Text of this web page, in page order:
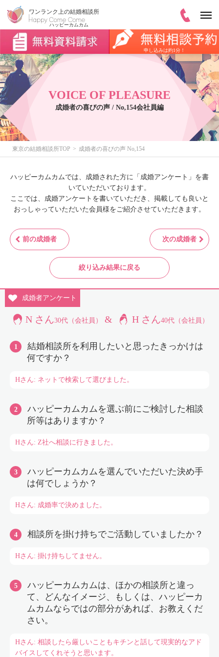
申し込みは約1分！
VOICE OF PLEASURE
成婚者の喜びの声 / No,154会社員編
東京の結婚相談所TOP 成婚者の喜びの声 No,154
ハッピーカムカムでは、成婚された方に「成婚アンケート」を書
いていただいております。
ここでは、成婚アンケートを書いていただき、掲載しても良いと
おっしゃっていただいた会員様をご紹介させていただきます。
前の成婚者 次の成婚者
絞り込み結果に戻る
成婚者アンケート
N さん30代（会社員） & H さん40代（会社員）
結婚相談所を利用したいと思ったきっかけは
何ですか？
Hさん: ネットで検索して選びました。
ハッピーカムカムを選ぶ前にご検討した相談
所等はありますか？
Hさん: Z社へ相談に行きました。
ハッピーカムカムを選んでいただいた決め手
は何でしょうか？
Hさん: 成婚率で決めました。
相談所を掛け持ちでご活動していましたか？
Hさん: 掛け持ちしてません。
ハッピーカムカムは、ほかの相談所と違っ
て、どんなイメージ、もしくは、ハッピーカ
ムカムならではの部分があれば、お教えくだ
さい。
Hさん: 相談したら厳しいこともキチンと話して現実的なアド
バイスしてくれそうと思います。